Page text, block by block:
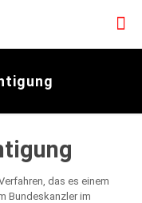
das es einem
Bundeskanzler im